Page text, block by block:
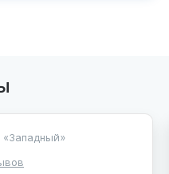
«Западный»